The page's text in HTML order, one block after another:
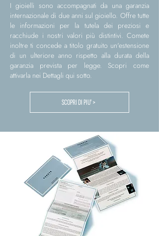
I gioielli sono accompagnati da una garanzia
internazionale di due anni sul gioiello. Offre tutte
le informazioni per la tutela dei preziosi e
racchiude i nostri valori più distintivi. Comete
inoltre ti concede a titolo gratuito un'estensione
di un ulteriore anno rispetto alla durata della
garanzia prevista per legge. Scopri come
attivarla nei Dettagli qui sotto.
SCOPRI DI PIU' >